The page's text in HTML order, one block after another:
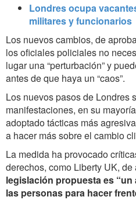
Londres ocupa
militares y funcionarios
Los nuevos cambios, de
los oficiales policiales no
lugar una “perturbación” y
antes de que haya un “caos”.
Los nuevos pasos de Londres
manifestaciones, en su
adoptado tácticas más
a hacer más sobre el cambio
La medida ha provocado
derechos, como Liberty UK,
legislación propuesta es
las personas para hacer